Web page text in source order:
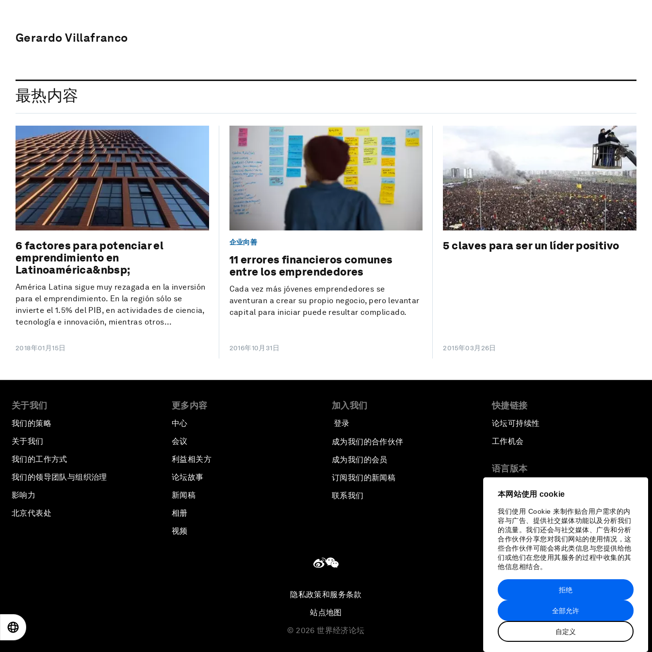
本网站使用 cookie
我们使用 Cookie 来制作贴合用户需求的内
容与广告、提供社交媒体功能以及分析我们
的流量。我们还会与社交媒体、广告和分析
合作伙伴分享您对我们网站的使用情况，这
些合作伙伴可能会将此类信息与您提供给他
们或他们在您使用其服务的过程中收集的其
他信息相结合。
全部允许
自定义
拒绝
Gerardo Villafranco
最热内容
6 factores para potenciar el
emprendimiento en
Latinoamérica&nbsp;
América Latina sigue muy rezagada en la inversión
para el emprendimiento. En la región sólo se
invierte el 1.5% del PIB, en actividades de ciencia,
tecnología e innovación, mientras otros...
2018年01月15日
企业向善
11 errores financieros comunes
entre los emprendedores
Cada vez más jóvenes emprendedores se
aventuran a crear su propio negocio, pero levantar
capital para iniciar puede resultar complicado.
2016年10月31日
5 claves para ser un líder positivo
2015年03月26日
关于我们
我们的策略
关于我们
我们的工作方式
我们的领导团队与组织治理
影响力
北京代表处
更多内容
中心
会议
利益相关方
论坛故事
新闻稿
相册
视频
加入我们
登录
成为我们的合作伙伴
成为我们的会员
订阅我们的新闻稿
联系我们
快捷链接
论坛可持续性
工作机会
语言版本
隐私政策和服务条款
站点地图
© 2026 世界经济论坛